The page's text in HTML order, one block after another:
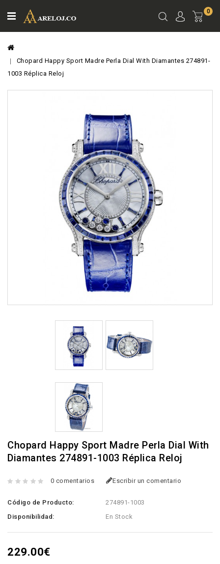
0
Chopard Happy Sport Madre Perla Dial With Diamantes 274891-
1003 Réplica Reloj
Chopard Happy Sport Madre Perla Dial With
Diamantes 274891-1003 Réplica Reloj
0 comentarios Escribir un comentario
Código de Producto:
274891-1003
Disponibilidad:
En Stock
229.00€